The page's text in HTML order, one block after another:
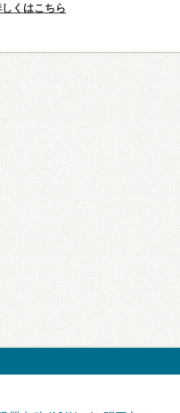
くはこちら